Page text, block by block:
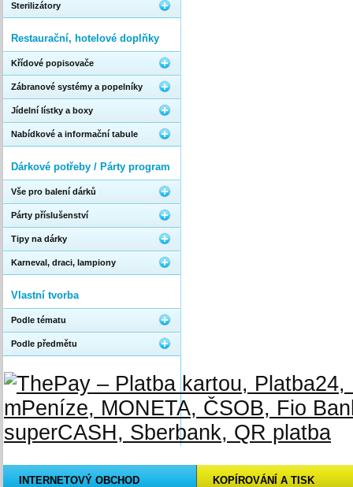
Sterilizátory
Restaurační, hotelové doplňky
Křídové popisovače
Zábranové systémy a popelníky
Jídelní lístky a boxy
Nabídkové a informační tabule
Dárkové potřeby / Párty program
Vše pro balení dárků
Párty příslušenství
Tipy na dárky
Karneval, draci, lampiony
Vlastní tvorba
Podle tématu
Podle předmětu
INTERNETOVÝ OBCHOD KOPÍROVÁNÍ A TISK